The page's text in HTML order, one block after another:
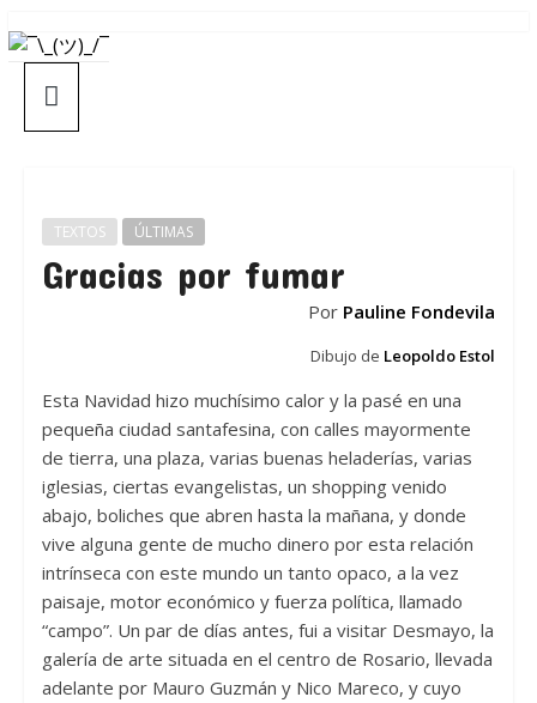
Saltar
al
contenido
¯\_(ツ)_/
¯
TEXTOS ÚLTIMAS
Gracias por fumar
Por Pauline Fondevila
Dibujo de Leopoldo Estol
Esta Navidad hizo muchísimo calor y la pasé en una
pequeña ciudad santafesina, con calles mayormente
de tierra, una plaza, varias buenas heladerías, varias
iglesias, ciertas evangelistas, un shopping venido
abajo, boliches que abren hasta la mañana, y donde
vive alguna gente de mucho dinero por esta relación
intrínseca con este mundo un tanto opaco, a la vez
paisaje, motor económico y fuerza política, llamado
“campo”. Un par de días antes, fui a visitar Desmayo, la
galería de arte situada en el centro de Rosario, llevada
adelante por Mauro Guzmán y Nico Mareco, y cuyo